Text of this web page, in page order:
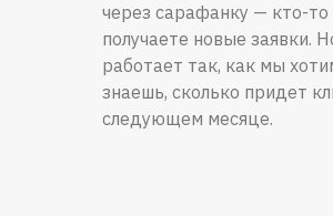
через сарафанку — кто-то
получаете новые заявки.
работает так, как мы
знаешь, сколько придет
следующем месяце.